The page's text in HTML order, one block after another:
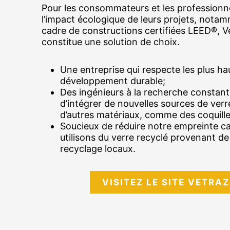
Pour les consommateurs et les
l’impact écologique de leurs projets,
cadre de constructions certifiées LEED®,
constitue une solution de choix.
Une entreprise qui respecte les plus
développement durable;
Des ingénieurs à la recherche
d’intégrer de nouvelles sources de
d’autres matériaux, comme des
Soucieux de réduire notre empreinte
utilisons du verre recyclé provenant
recyclage locaux.
VISITEZ LE SITE